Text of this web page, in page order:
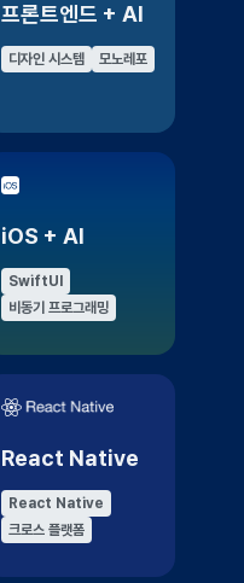
프론트엔드 + AI
디자인 시스템 모노레포
iOS + AI
SwiftUI
비동기 프로그래밍
React Native
React Native
크로스 플랫폼